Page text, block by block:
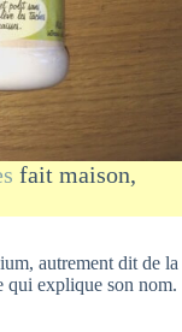
fait maison,
autrement dit de la
qui explique son nom.